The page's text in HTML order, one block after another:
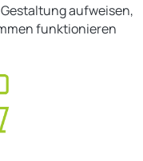
aufweisen,
funktionieren